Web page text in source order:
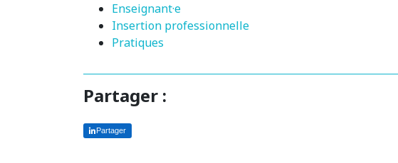
Enseignant·e
Insertion professionnelle
Pratiques
Partager :
Partager